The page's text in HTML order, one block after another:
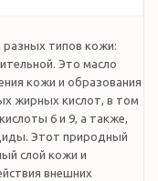
типов кожи:
Это масло
кожи и образования
жирных кислот, в том
6 и 9, а также,
Этот природный
слой кожи и
внешних